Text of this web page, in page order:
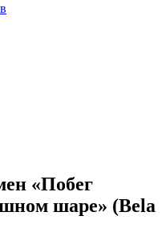
«Побег
шаре» (Bela